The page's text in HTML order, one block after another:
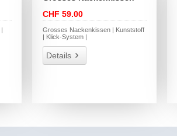
CHF 59.00
Grosses Nackenkissen | Kunststoff
| Klick-System |
Details